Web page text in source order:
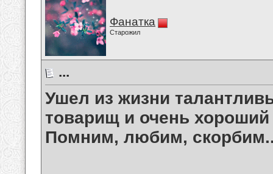
Фанатка
Старожил
...
Ушел из жизни
товарищ и очень хороший
Помним, любим,